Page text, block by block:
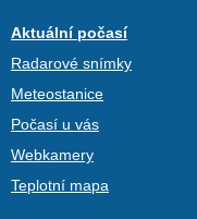
Aktuální počasí
Radarové snímky
Meteostanice
Počasí u vás
Webkamery
Teplotní mapa